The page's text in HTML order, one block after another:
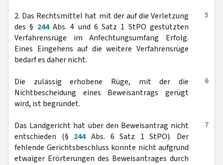
5
2. Das Rechtsmittel hat mit der auf die Verletzung
des § 244Abs. 4 und 6 Satz 1 StPO gestützten
Verfahrensrüge im Anfechtungsumfang Erfolg.
Eines Eingehens auf die weitere Verfahrensrüge
bedarf es daher nicht.
6
Die zulässig erhobene Rüge, mit der die
Nichtbescheidung eines Beweisantrags gerügt
wird, ist begründet.
7
Das Landgericht hat über den Beweisantrag nicht
entschieden (§ 244Abs. 6 Satz 1 StPO). Der
fehlende Gerichtsbeschluss konnte nicht aufgrund
etwaiger Erörterungen des Beweisantrages durch